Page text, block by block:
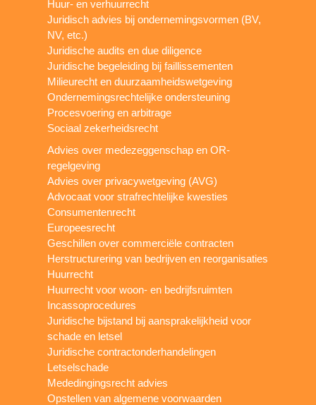
Huur- en verhuurrecht
Juridisch advies bij ondernemingsvormen (BV,
NV, etc.)
Juridische audits en due diligence
Juridische begeleiding bij faillissementen
Milieurecht en duurzaamheidswetgeving
Ondernemingsrechtelijke ondersteuning
Procesvoering en arbitrage
Sociaal zekerheidsrecht
Advies over medezeggenschap en OR-
regelgeving
Advies over privacywetgeving (AVG)
Advocaat voor strafrechtelijke kwesties
Consumentenrecht
Europeesrecht
Geschillen over commerciële contracten
Herstructurering van bedrijven en reorganisaties
Huurrecht
Huurrecht voor woon- en bedrijfsruimten
Incassoprocedures
Juridische bijstand bij aansprakelijkheid voor
schade en letsel
Juridische contractonderhandelingen
Letselschade
Mededingingsrecht advies
Opstellen van algemene voorwaarden